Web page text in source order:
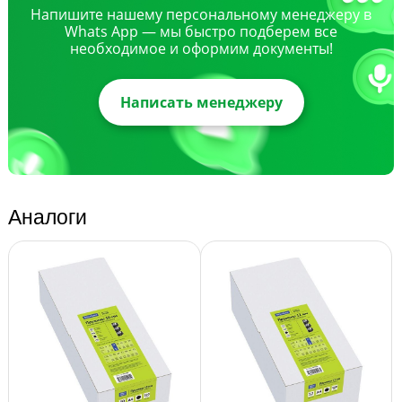
Напишите нашему персональному менеджеру в
Whats App — мы быстро подберем все
необходимое и оформим документы!
Написать менеджеру
Аналоги